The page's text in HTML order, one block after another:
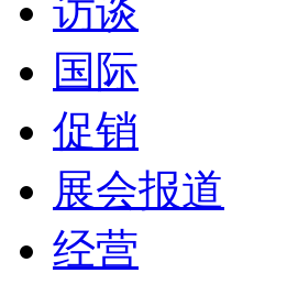
访谈
国际
促销
展会报道
经营